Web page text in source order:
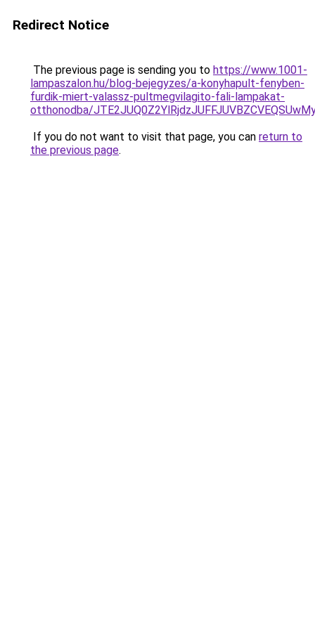
Redirect Notice
The previous page is sending you to https://www.1001-
lampaszalon.hu/blog-bejegyzes/a-konyhapult-fenyben-
furdik-miert-valassz-pultmegvilagito-fali-lampakat-
otthonodba/
If you do not want to visit that page, you can return to
the previous page.